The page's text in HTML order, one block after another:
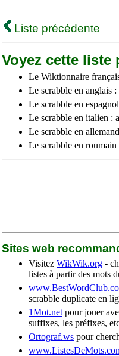
Liste précédente
Voyez cette liste
Le Wiktionnaire
Le scrabble en anglais
Le scrabble en
Le scrabble en italien :
Le scrabble en
Le scrabble en
Sites web
Visitez WikWik.org -
listes à partir des mots
scrabble duplicate en
1Mot.net pour jouer
suffixes, les préfixes,
Ortograf.ws pour